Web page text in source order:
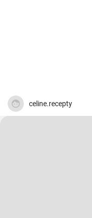
celine.recepty